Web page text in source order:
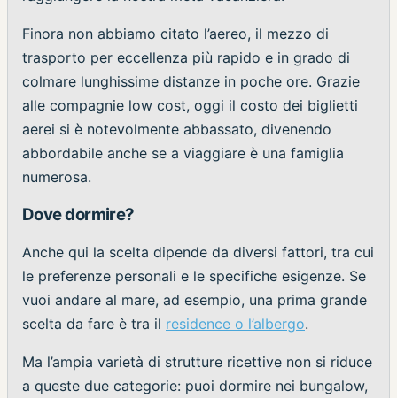
Finora non abbiamo citato l’aereo, il mezzo di
trasporto per eccellenza più rapido e in grado di
colmare lunghissime distanze in poche ore. Grazie
alle compagnie low cost, oggi il costo dei biglietti
aerei si è notevolmente abbassato, divenendo
abbordabile anche se a viaggiare è una famiglia
numerosa.
Dove dormire?
Anche qui la scelta dipende da diversi fattori, tra cui
le preferenze personali e le specifiche esigenze. Se
vuoi andare al mare, ad esempio, una prima grande
scelta da fare è tra il residence o l’albergo.
Ma l’ampia varietà di strutture ricettive non si riduce
a queste due categorie: puoi dormire nei bungalow,